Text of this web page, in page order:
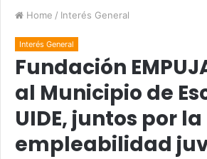
Home / Interés General
Interés General
Fundación
al Municipio de
UIDE, juntos por la
empleabilidad